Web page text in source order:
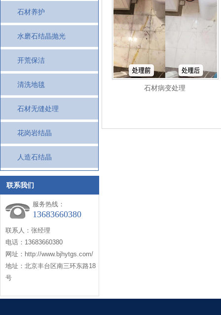
石材养护
水磨石结晶抛光
开荒保洁
清洗地毯
石材无缝处理
花岗岩结晶
人造石结晶
联系我们
服务热线：
13683660380
联系人：张经理
电话：13683660380
网址：http://www.bjhytgs.com/
地址：北京丰台区南三环东路18
号
石材病变处理